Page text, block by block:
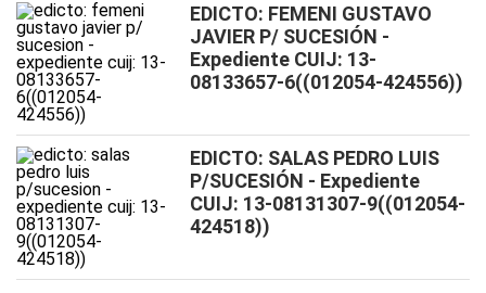
EDICTO: FEMENI GUSTAVO
JAVIER P/ SUCESIÓN -
Expediente CUIJ: 13-
08133657-6((012054-424556))
EDICTO: SALAS PEDRO LUIS
P/SUCESIÓN - Expediente
CUIJ: 13-08131307-9((012054-
424518))